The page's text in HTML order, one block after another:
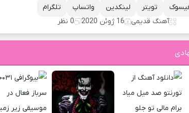
تلگرام واتساپ لینکدین تویتر
آهنگ قدیمی
16 ژوئن 2020 0 نظر